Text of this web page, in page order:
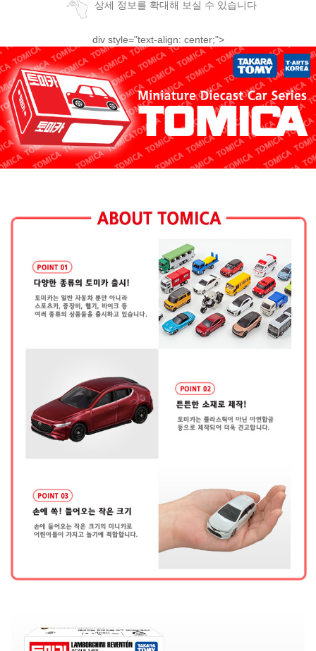
상세 정보를 확대해 보실 수 있습니다
div style="text-align: center;">